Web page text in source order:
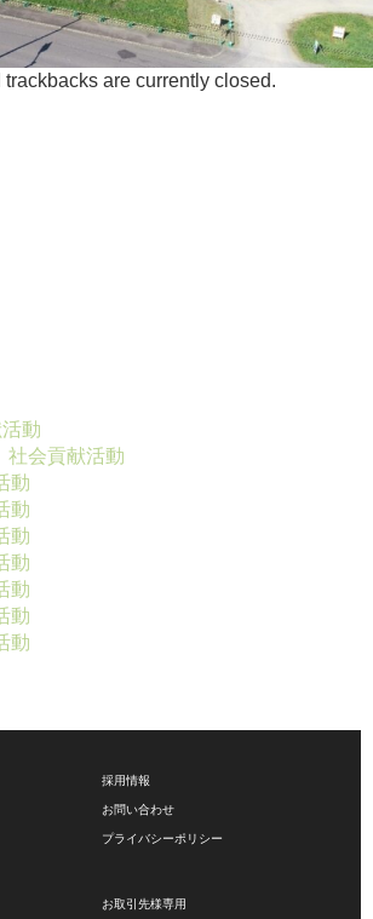
trackbacks are currently closed.
動
会貢献活動
動
動
動
動
動
動
動
採用情報
お問い合わせ
プライバシーポリシー
お取引先様専用